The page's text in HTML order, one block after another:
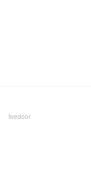
livedoor